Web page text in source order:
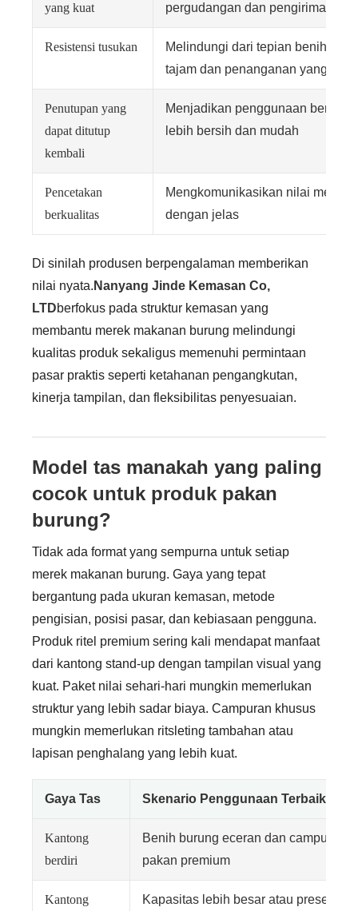
yang kuat
pergudangan dan pengiriman
Resistensi tusukan
Melindungi dari tepian benih yang
tajam dan penanganan yang
Penutupan yang
dapat ditutup
kembali
Menjadikan penggunaan
lebih bersih dan mudah
Pencetakan
berkualitas
Mengkomunikasikan nilai merek
dengan jelas
Di sinilah produsen berpengalaman memberikan
nilai nyata. Nanyang Jinde Kemasan Co,
LTDberfokus pada struktur kemasan yang
membantu merek makanan burung melindungi
kualitas produk sekaligus memenuhi permintaan
pasar praktis seperti ketahanan pengangkutan,
kinerja tampilan, dan fleksibilitas penyesuaian.
Model tas manakah yang paling
cocok untuk produk pakan
burung?
Tidak ada format yang sempurna untuk setiap
merek makanan burung. Gaya yang tepat
bergantung pada ukuran kemasan, metode
pengisian, posisi pasar, dan kebiasaan pengguna.
Produk ritel premium sering kali mendapat manfaat
dari kantong stand-up dengan tampilan visual yang
kuat. Paket nilai sehari-hari mungkin memerlukan
struktur yang lebih sadar biaya. Campuran khusus
mungkin memerlukan ritsleting tambahan atau
lapisan penghalang yang lebih kuat.
Gaya Tas Skenario Penggunaan Terbaik
Kantong
berdiri
Benih burung eceran dan campuran
pakan premium
Kantong Kapasitas lebih besar atau presentasi